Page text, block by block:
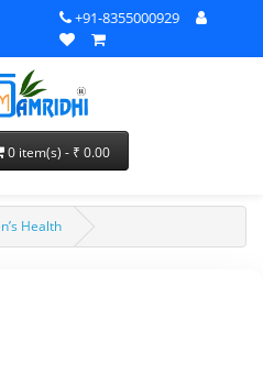
+91-8355000929
0 item(s) - ₹ 0.00
Health